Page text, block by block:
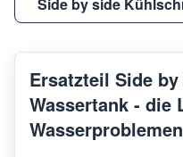
Ersatzteil Side
Wassertank - die
Wasserproblemen